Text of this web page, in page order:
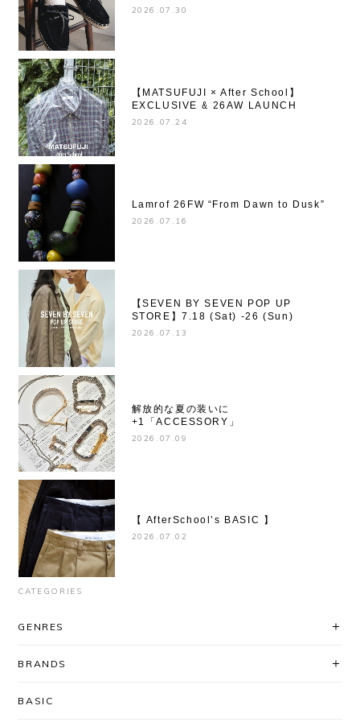
2026.07.30
【MATSUFUJI × After School】
EXCLUSIVE & 26AW LAUNCH
2026.07.24
Lamrof 26FW “From Dawn to Dusk”
2026.07.16
【SEVEN BY SEVEN POP UP
STORE】7.18 (Sat) -26 (Sun)
2026.07.13
解放的な夏の装いに
+1「ACCESSORY」
2026.07.09
【 AfterSchool’s BASIC 】
2026.07.02
CATEGORIES
GENRES
BRANDS
BASIC